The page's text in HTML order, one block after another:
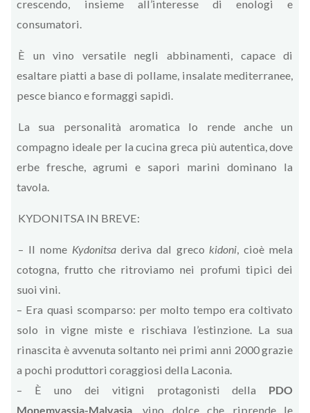
crescendo, insieme all’interesse di enologi e
consumatori.
È un vino versatile negli abbinamenti, capace di
esaltare piatti a base di pollame, insalate mediterranee,
pesce bianco e formaggi sapidi.
La sua personalità aromatica lo rende anche un
compagno ideale per la cucina greca più autentica, dove
erbe fresche, agrumi e sapori marini dominano la
tavola.
KYDONITSA IN BREVE:
– Il nome Kydonitsaderiva dal grecokidoni, cioè mela
cotogna, frutto che ritroviamo nei profumi tipici dei
suoi vini.
– Era quasi scomparso: per molto tempo era coltivato
solo in vigne miste e rischiava l’estinzione. La sua
rinascita è avvenuta soltanto nei primi anni 2000 grazie
a pochi produttori coraggiosi della Laconia.
– È uno dei vitigni protagonisti della PDO